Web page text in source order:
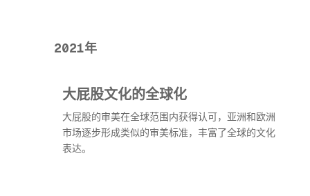
2021年
大屁股文化的全球化
大屁股的审美在全球范围内获得认可，亚洲和欧洲
市场逐步形成类似的审美标准，丰富了全球的文化
表达。